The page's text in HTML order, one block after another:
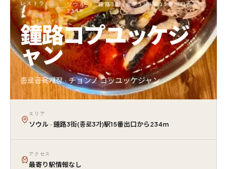
レストラ
ン
ソウル · 鍾路3街(종로3가)駅15番出口から
234M
鐘路コプユッケジ
ャン
종로곱육개장 · チョンノ コッユッケジャン
エリア
ソウル · 鍾路3街(종로3가)駅15番出口から234m
アクセス
最寄り駅情報なし